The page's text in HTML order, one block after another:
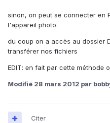
sinon, on peut se connecter en
l'appareil photo.
du coup on a accès au dossier
transférer nos fichiers
EDIT: en fait par cette méthode
Modifié 28 mars 2012 par
Citer